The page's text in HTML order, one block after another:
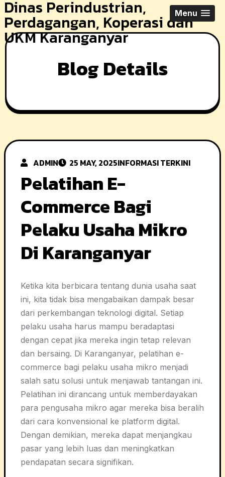
Skip
to
content
Dinas Perindustrian,
Perdagangan, Koperasi dan
UKM Karanganyar
Menu
Blog Details
ADMIN 25 MAY, 2025INFORMASI TERKINI
Pelatihan E-
Commerce Bagi
Pelaku Usaha Mikro
Di Karanganyar
Ketika kita berbicara tentang dunia usaha saat
ini, kita tidak bisa mengabaikan dampak besar
dari perkembangan teknologi digital. Setiap
pelaku usaha harus mampu beradaptasi
dengan cepat jika mereka ingin tetap relevan
dan bersaing. Di Karanganyar, pelatihan e-
commerce bagi pelaku usaha mikro menjadi
salah satu solusi untuk menjawab tantangan ini.
Pelatihan ini dirancang untuk memberdayakan
para pengusaha mikro agar mereka bisa beralih
dari cara konvensional ke platform digital.
Dengan demikian, mereka dapat menjangkau
pasar yang lebih luas dan meningkatkan
pendapatan secara signifikan.